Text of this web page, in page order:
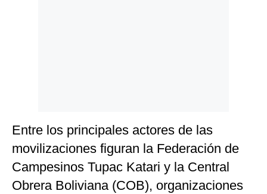
Entre los principales actores de las
movilizaciones figuran la Federación de
Campesinos Tupac Katari y la Central
Obrera Boliviana (COB), organizaciones